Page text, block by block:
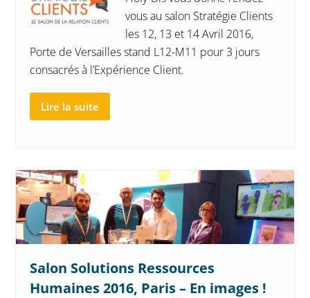
vous au salon Stratégie Clients
les 12, 13 et 14 Avril 2016,
Porte de Versailles stand L12-M11 pour 3 jours
consacrés à l’Expérience Client.
Lire la suite
Salon Solutions Ressources
Humaines 2016, Paris – En images !